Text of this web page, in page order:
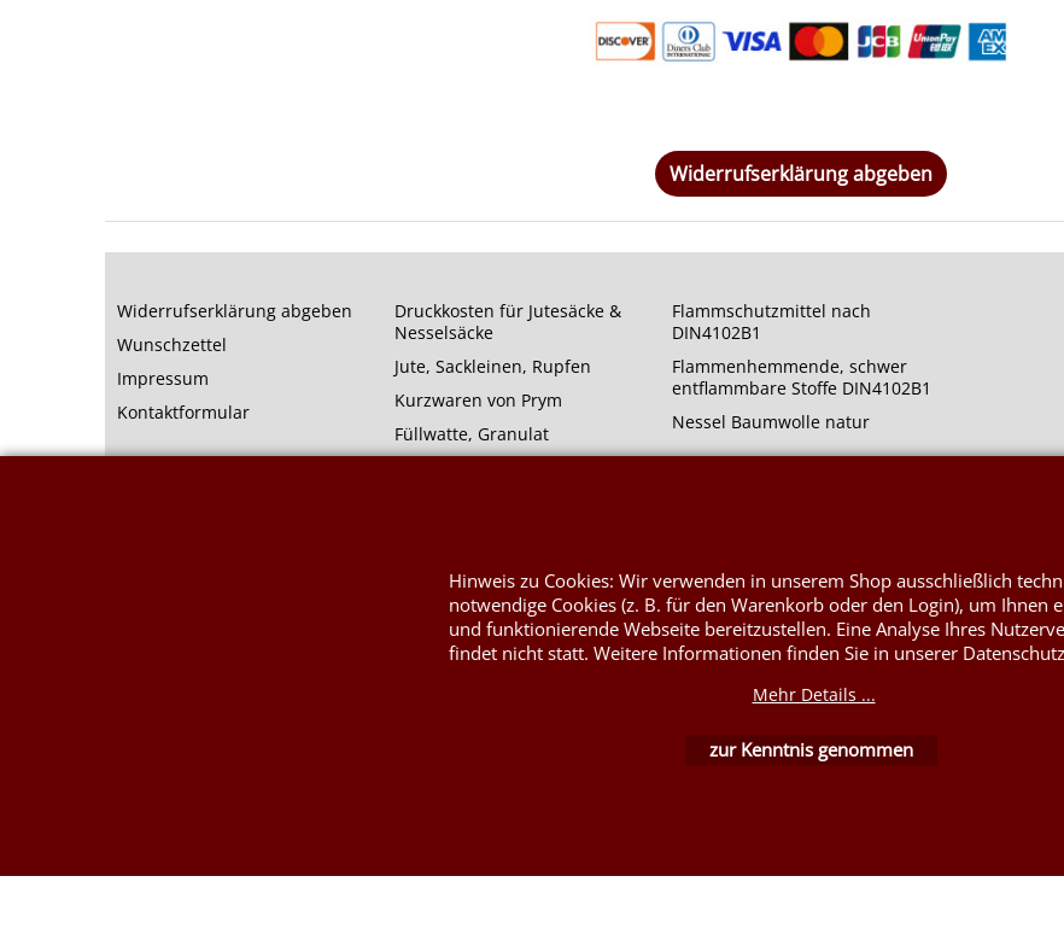
Widerrufserklärung abgeben
Widerrufserklärung abgeben
Wunschzettel
Impressum
Kontaktformular
Druckkosten für Jutesäcke &
Nesselsäcke
Jute, Sackleinen, Rupfen
Kurzwaren von Prym
Füllwatte, Granulat
Flammschutzmittel nach
DIN4102B1
Flammenhemmende, schwer
entflammbare Stoffe DIN4102B1
Nessel Baumwolle natur
WebShop erstellt mit ShopFactory Shop Software.
Hinweis zu Cookies: Wir verwenden in unserem Shop ausschließlich
notwendige Cookies (z. B. für den Warenkorb oder den Login), um Ihnen
und funktionierende Webseite bereitzustellen. Eine Analyse Ihres
findet nicht statt. Weitere Informationen finden Sie in unserer
Mehr Details ...
zur Kenntnis genommen